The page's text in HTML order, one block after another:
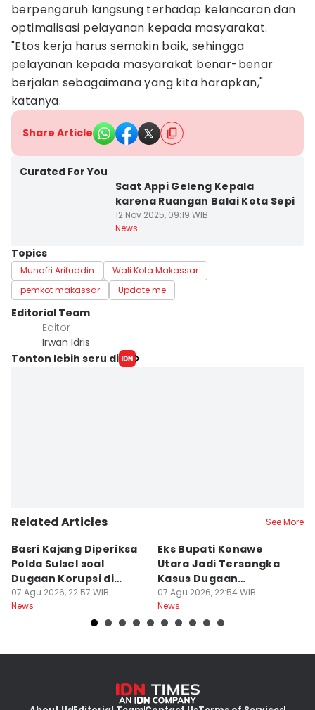
berpengaruh langsung terhadap kelancaran dan
optimalisasi pelayanan kepada masyarakat.
"Etos kerja harus semakin baik, sehingga
pelayanan kepada masyarakat benar-benar
berjalan sebagaimana yang kita harapkan,"
katanya.
Share Article
Curated For You
Saat Appi Geleng Kepala
karena Ruangan Balai Kota Sepi
12 Nov 2025, 09:19 WIB
News
Topics
Munafri Arifuddin
Wali Kota Makassar
pemkot makassar
Update me
Editorial Team
Editor
Irwan Idris
Tonton lebih seru di
Related Articles See More
Basri Kajang Diperiksa
Polda Sulsel soal
Dugaan Korupsi di
Disdik Gowa
07 Agu 2026, 22:57 WIB
News
Eks Bupati Konawe
Utara Jadi Tersangka
Kasus Dugaan
Pencurian Alat Berat
07 Agu 2026, 22:54 WIB
News